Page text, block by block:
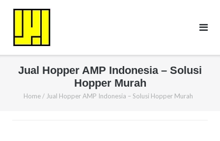
Jual Hopper AMP Indonesia – Solusi
Hopper Murah
Home / Jual Hopper AMP Indonesia – Solusi Hopper Murah